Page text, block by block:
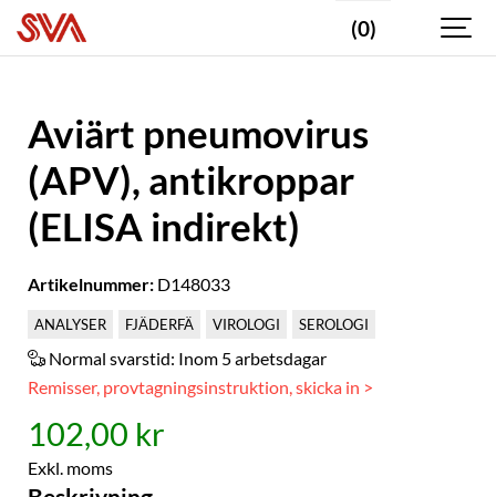
(0)
Aviärt pneumovirus
(APV), antikroppar
(ELISA indirekt)
Artikelnummer: D148033
ANALYSER FJÄDERFÄ VIROLOGI SEROLOGI
Normal svarstid: Inom 5 arbetsdagar
Remisser, provtagningsinstruktion, skicka in >
102,00 kr
Exkl. moms